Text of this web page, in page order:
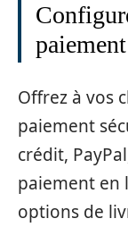
Offrez à vos
paiement
crédit,
paiement en
options de